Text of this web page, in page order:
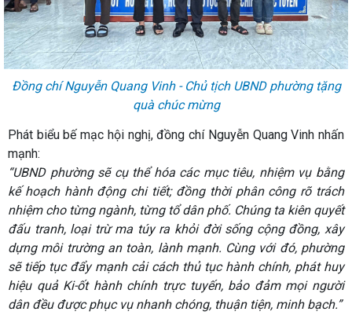
Đồng chí Nguyễn Quang Vinh - Chủ tịch UBND phường tặng
quà chúc mừng
Phát biểu bế mạc hội nghị, đồng chí Nguyễn Quang Vinh nhấn
mạnh:
“UBND phường sẽ cụ thể hóa các mục tiêu, nhiệm vụ bằng
kế hoạch hành động chi tiết; đồng thời phân công rõ trách
nhiệm cho từng ngành, từng tổ dân phố. Chúng ta kiên quyết
đấu tranh, loại trừ ma túy ra khỏi đời sống cộng đồng, xây
dựng môi trường an toàn, lành mạnh. Cùng với đó, phường
sẽ tiếp tục đẩy mạnh cải cách thủ tục hành chính, phát huy
hiệu quả Ki-ốt hành chính trực tuyến, bảo đảm mọi người
dân đều được phục vụ nhanh chóng, thuận tiện, minh bạch.”